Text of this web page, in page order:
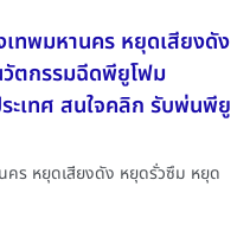
ทพมหานคร หยุดเสียงดัง
ตกรรมฉีดพียูโฟม
เทศ สนใจคลิก รับพ่นพียู
คร หยุดเสียงดัง หยุดรั่วซึม หยุด